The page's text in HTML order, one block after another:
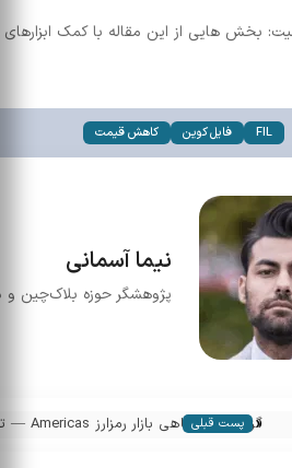
بخش هایی از این مقاله با کمک
FIL فایل کوین کاهش قیمت
نیما آسمانی
پژوهشگر حوزه بلاک‌چین و
« پست قبلی
گزارش صبحگاهی بازار رمزارز Americas — تحولات و نکات کلیدی